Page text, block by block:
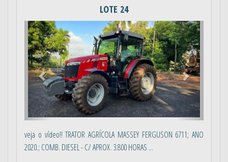
LOTE 24
Anterior Próximo
veja o vídeo!! TRATOR AGRÍCOLA MASSEY FERGUSON 6711; ANO
2020.; COMB. DIESEL - C/ APROX. 3.800 HORAS ...